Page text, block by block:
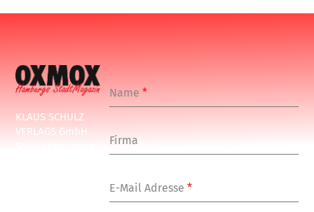
KLAUS SCHULZ
VERLAGS GmbH
Name*
Firma
E-Mail Adresse*